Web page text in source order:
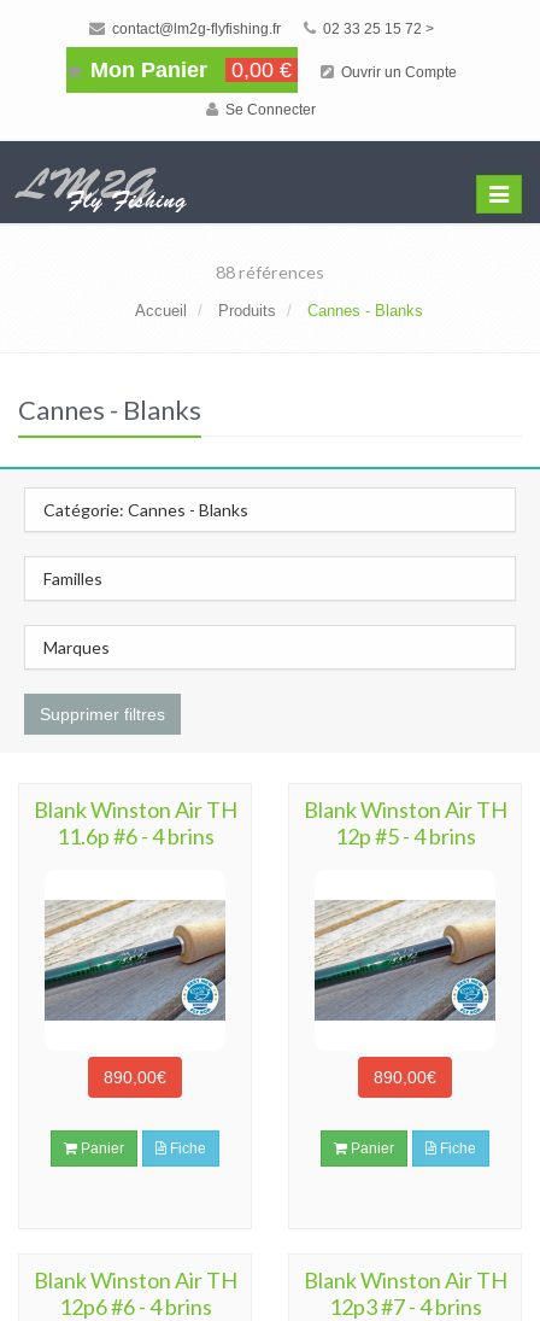
contact@lm2g-flyfishing.fr 02 33 25 15 72 >
Mon Panier 0,00 € Ouvrir un Compte
Se Connecter
Menu
88 références
Accueil Produits Cannes - Blanks
Cannes - Blanks
Catégorie: Cannes - Blanks
Familles
Marques
Supprimer filtres
Blank Winston Air TH
11.6p #6 - 4 brins
890,00€
Panier Fiche
Blank Winston Air TH
12p #5 - 4 brins
890,00€
Panier Fiche
Blank Winston Air TH
12p6 #6 - 4 brins
Blank Winston Air TH
12p3 #7 - 4 brins